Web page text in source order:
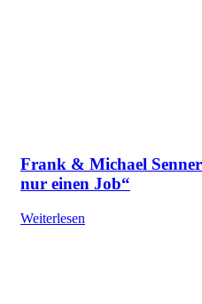
Frank & Michael
nur einen Job“
Weiterlesen